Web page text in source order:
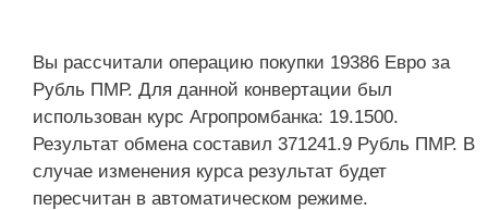
Вы рассчитали операцию покупки 19386 Евро за
Рубль ПМР. Для данной конвертации был
использован курс Агропромбанка: 19.1500.
Результат обмена составил 371241.9 Рубль ПМР. В
случае изменения курса результат будет
пересчитан в автоматическом режиме.